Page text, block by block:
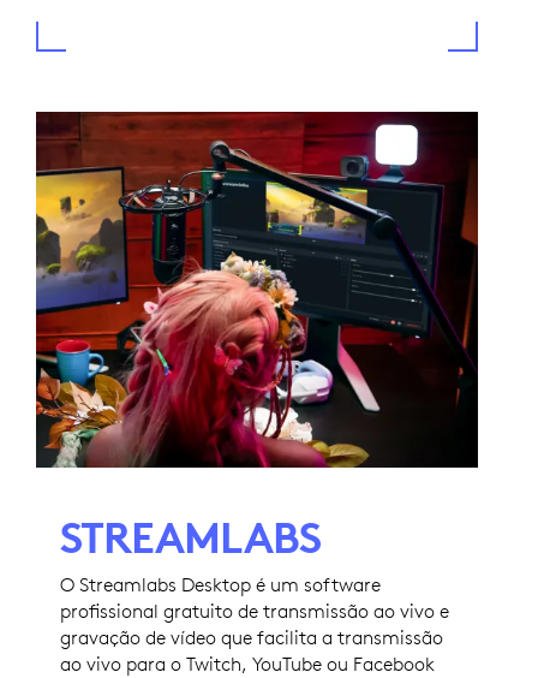
STREAMLABS
O Streamlabs Desktop é um software
profissional gratuito de transmissão ao vivo e
gravação de vídeo que facilita a transmissão
ao vivo para o Twitch, YouTube ou Facebook